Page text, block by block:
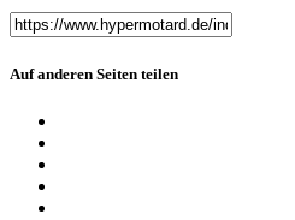
Auf anderen Seiten teilen